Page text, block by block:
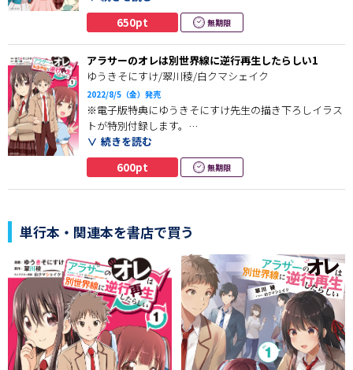
生・青春やりなおし物語、第3弾！
２度目の高校生活に馴染んできた幸星。
義妹の莉奈ちゃんの運動会では、
お弁当作りやPTA競技の参加と大活躍！
そして水島さんを自宅にお招きして、一緒に夕飯!?
ここから恋へと発展するのか!?
これは、コミュ障ボッチで陰キャだったアラサー男の
人生・青春やりなおし物語、第２弾！
650pt
無期限
アラサーのオレは別世界線に逆行再生したらしい1
ゆうきそにすけ/翠川稜/白クマシェイク
2022/8/5（金）発売
※電子版特典にゆうきそにすけ先生の描き下ろしイラス
トが特別付録します。
会社の後輩の結婚式に出席したあと、
真崎幸星は不運にもトラックに撥ねられた。
目覚めると身体が15歳に!? でも時代はそのまま!?
当時はいなかった妹の存在、過去とは違う家族との
関わり、そして２度目の高校生活ーー
これは、コミュ障ボッチで陰キャだった
アラサー男の人生・青春やりなおし物語。
続きを読む
600pt
無期限
単行本・関連本を書店で買う